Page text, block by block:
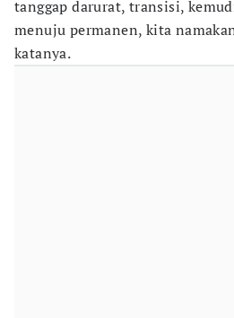
tanggap darurat, transisi,
menuju permanen, kita
katanya.